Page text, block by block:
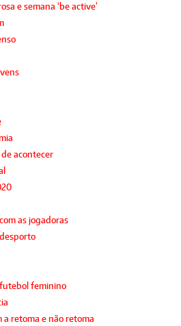
e semana ‘be active’
acontecer
as jogadoras
feminino
a retoma e não retoma